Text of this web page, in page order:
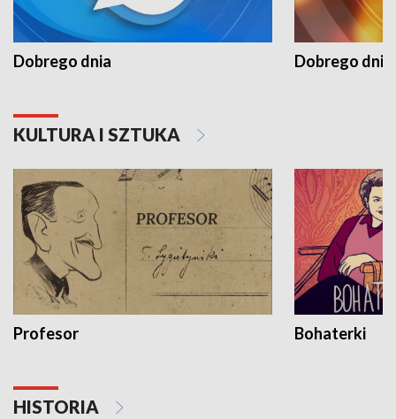
Dobrego dnia Dobrego dnia
KULTURA I SZTUKA
Profesor Bohaterki
HISTORIA